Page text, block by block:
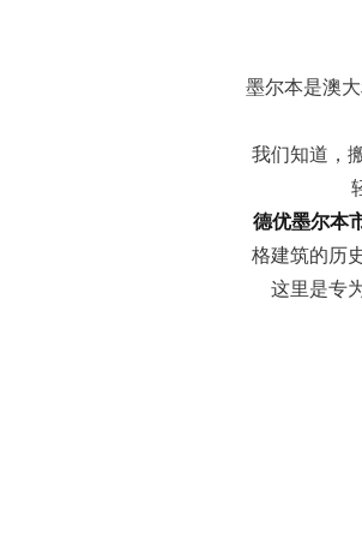
墨尔本是澳
我们知道，
德优墨尔本
格建筑的历
这里是专